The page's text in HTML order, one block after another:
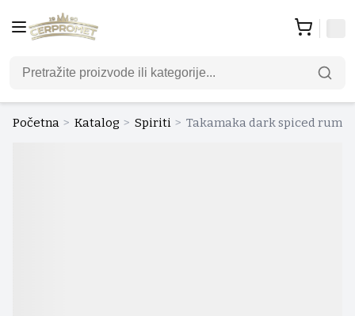
Početna > Katalog > Spiriti > Takamaka dark spiced rum